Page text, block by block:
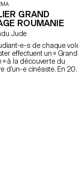
GRAND
ROUMANIE
Radu Jude
e-s de chaque
effectuent un « Grand
» à la découverte du
d’un-e cinéaste. En